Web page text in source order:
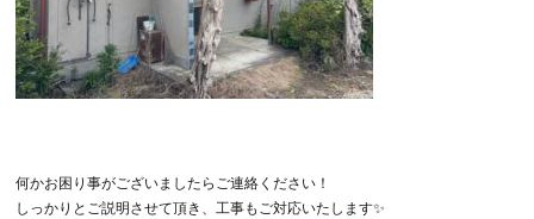
何かお困り事がございましたらご連絡ください！
しっかりとご説明させて頂き、工事もご対応いたします✨